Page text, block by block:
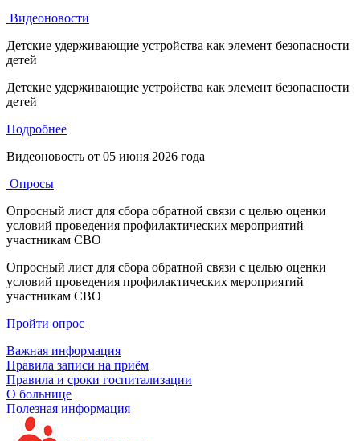
Видеоновости
Детские удерживающие устройства как элемент безопасности
детей
Детские удерживающие устройства как элемент безопасности
детей
Подробнее
Видеоновость от 05 июня 2026 года
Опросы
Опросный лист для сбора обратной связи с целью оценки
условий проведения профилактических мероприятий
участникам СВО
Опросный лист для сбора обратной связи с целью оценки
условий проведения профилактических мероприятий
участникам СВО
Пройти опрос
Важная информация
Правила записи на приём
Правила и сроки госпитализации
О больнице
Полезная информация